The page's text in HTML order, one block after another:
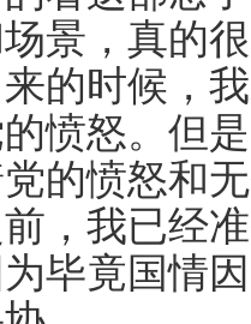
景，真的
的时候，
愤怒。但
的愤怒和
，我已经
毕竟国情